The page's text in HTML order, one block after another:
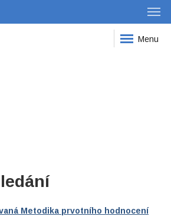
Menu
Metodika prvotního hodnocení